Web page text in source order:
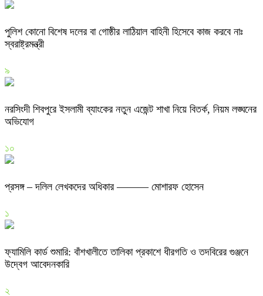
পুলিশ কোনো বিশেষ দলের বা গোষ্ঠীর লাঠিয়াল বাহিনী হিসেবে কাজ করবে নাঃ
স্বরাষ্ট্রমন্ত্রী
৯
নরসিংদী শিবপুরে ইসলামী ব্যাংকের নতুন এজেন্ট শাখা নিয়ে বিতর্ক, নিয়ম লঙ্ঘনের
অভিযোগ
১০
প্রসঙ্গ – দলিল লেখকদের অধিকার ——— মোশারফ হোসেন
১
ফ্যামিলি কার্ড শুমারি: বাঁশখালীতে তালিকা প্রকাশে ধীরগতি ও তদবিরের গুঞ্জনে
উদ্বেগ আবেদনকারি
২